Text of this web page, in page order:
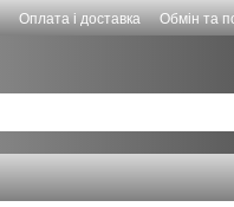
Оплата і доставка Обмін та